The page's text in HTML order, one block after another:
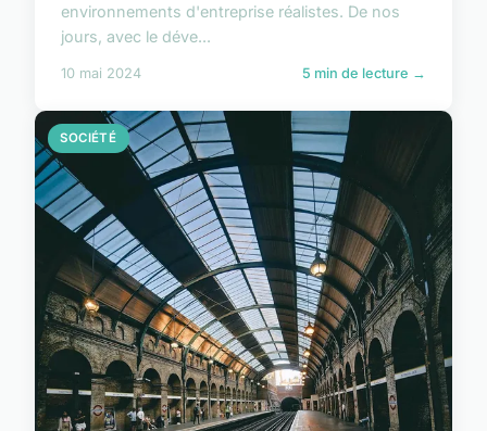
environnements d'entreprise réalistes. De nos
jours, avec le déve...
10 mai 2024 5 min de lecture →
SOCIÉTÉ